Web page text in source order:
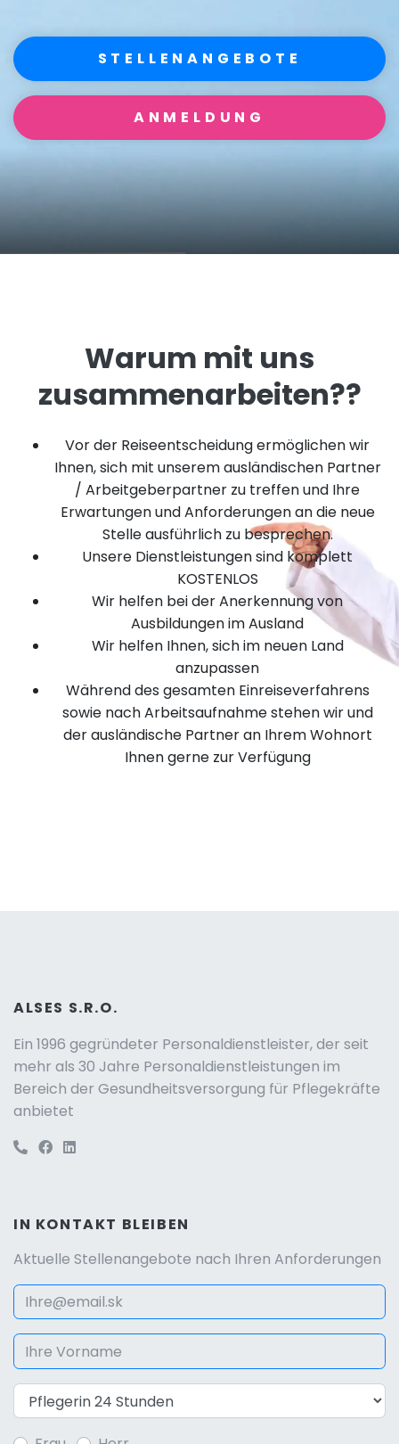
STELLENANGEBOTE
ANMELDUNG
Warum mit uns
zusammenarbeiten??
Vor der Reiseentscheidung ermöglichen wir
Ihnen, sich mit unserem ausländischen Partner
/ Arbeitgeberpartner zu treffen und Ihre
Erwartungen und Anforderungen an die neue
Stelle ausführlich zu besprechen.
Unsere Dienstleistungen sind komplett
KOSTENLOS
Wir helfen bei der Anerkennung von
Ausbildungen im Ausland
Wir helfen Ihnen, sich im neuen Land
anzupassen
Während des gesamten Einreiseverfahrens
sowie nach Arbeitsaufnahme stehen wir und
der ausländische Partner an Ihrem Wohnort
Ihnen gerne zur Verfügung
ALSES S.R.O.
Ein 1996 gegründeter Personaldienstleister, der seit
mehr als 30 Jahre Personaldienstleistungen im
Bereich der Gesundheitsversorgung für Pflegekräfte
anbietet
IN KONTAKT BLEIBEN
Aktuelle Stellenangebote nach Ihren Anforderungen